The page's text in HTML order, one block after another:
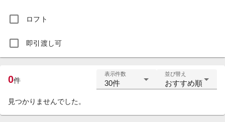
ロフト
即引渡し可
0件
表示件数
30件
並び替え
おすすめ順
見つかりませんでした。